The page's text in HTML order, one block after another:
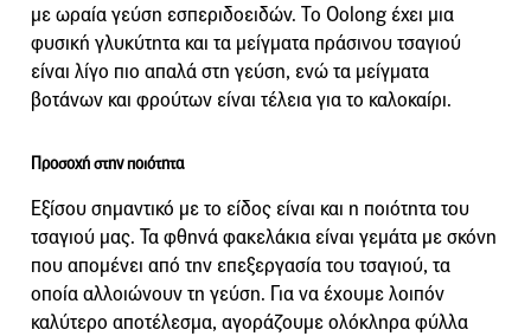
με ωραία γεύση εσπεριδοειδών. Το Oolong έχει μια
φυσική γλυκύτητα και τα μείγματα πράσινου τσαγιού
είναι λίγο πιο απαλά στη γεύση, ενώ τα μείγματα
βοτάνων και φρούτων είναι τέλεια για το καλοκαίρι.
Προσοχή στην ποιότητα
Εξίσου σημαντικό με το είδος είναι και η ποιότητα του
τσαγιού μας. Τα φθηνά φακελάκια είναι γεμάτα με σκόνη
που απομένει από την επεξεργασία του τσαγιού, τα
οποία αλλοιώνουν τη γεύση. Για να έχουμε λοιπόν
καλύτερο αποτέλεσμα, αγοράζουμε ολόκληρα φύλλα